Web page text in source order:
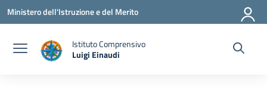
Vai ai contenuti
Vai al menu di navigazione
Vai al footer
Ministero dell'Istruzione e del Merito
Istituto Comprensivo
Luigi Einaudi
— Visita la pagina iniziale della scuola